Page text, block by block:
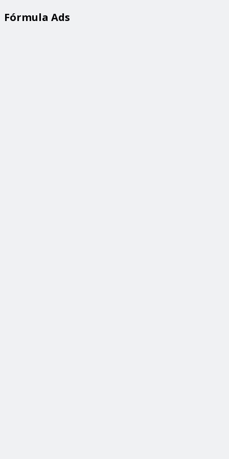
Fórmula Ads